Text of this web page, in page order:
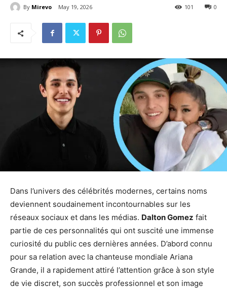
By Mirevo May 19, 2026 0
101
Dans l’univers des célébrités modernes, certains noms
deviennent soudainement incontournables sur les
réseaux sociaux et dans les médias. Dalton Gomez fait
partie de ces personnalités qui ont suscité une immense
curiosité du public ces dernières années. D’abord connu
pour sa relation avec la chanteuse mondiale Ariana
Grande, il a rapidement attiré l’attention grâce à son style
de vie discret, son succès professionnel et son image